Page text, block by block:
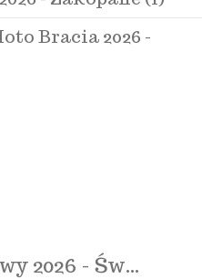
Bracia 2026 -
2026 - Św…